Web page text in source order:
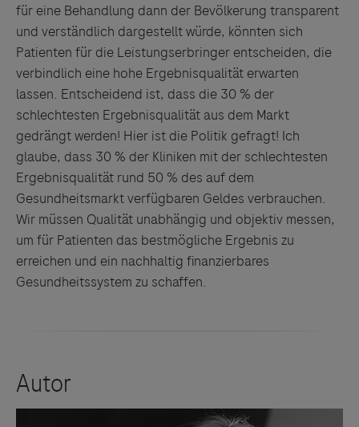
für eine Behandlung dann der Bevölkerung transparent
und verständlich dargestellt würde, könnten sich
Patienten für die Leistungserbringer entscheiden, die
verbindlich eine hohe Ergebnisqualität erwarten
lassen. Entscheidend ist, dass die 30 % der
schlechtesten Ergebnisqualität aus dem Markt
gedrängt werden! Hier ist die Politik gefragt! Ich
glaube, dass 30 % der Kliniken mit der schlechtesten
Ergebnisqualität rund 50 % des auf dem
Gesundheitsmarkt verfügbaren Geldes verbrauchen.
Wir müssen Qualität unabhängig und objektiv messen,
um für Patienten das bestmögliche Ergebnis zu
erreichen und ein nachhaltig finanzierbares
Gesundheitssystem zu schaffen.